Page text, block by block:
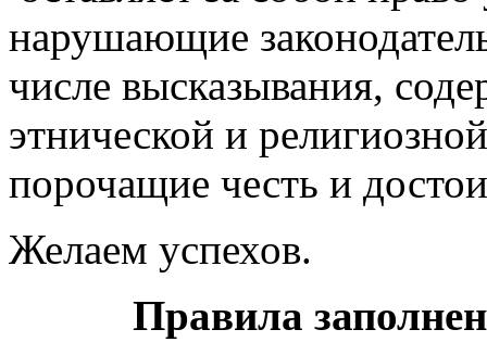
нарушающие
числе высказывания,
этнической и
порочащие честь и
Желаем успехов.
Правила